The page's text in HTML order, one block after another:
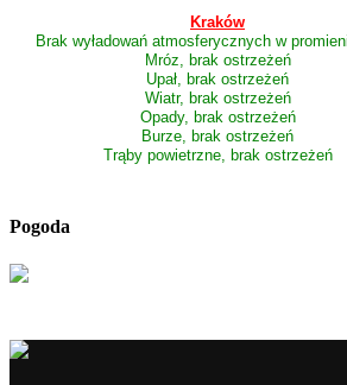
Kraków
Brak wyładowań atmosferycznych w
Mróz, brak ostrzeżeń
Upał, brak ostrzeżeń
Wiatr, brak ostrzeżeń
Opady, brak ostrzeżeń
Burze, brak ostrzeżeń
Trąby powietrzne, brak ostrzeżeń
Pogoda